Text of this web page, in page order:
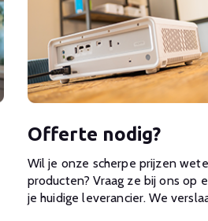
Offerte nodig?
Wil je onze scherpe prijzen
producten? Vraag ze bij ons op
je huidige leverancier. We